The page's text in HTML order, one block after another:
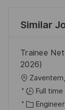
Similar
Trainee
2026)
L
o
c
Full time
C